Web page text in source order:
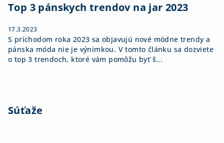
Top 3 pánskych trendov na jar 2023
17.3.2023
S príchodom roka 2023 sa objavujú nové módne trendy a
pánska móda nie je výnimkou. V tomto článku sa dozviete
o top 3 trendoch, ktoré vám pomôžu byť š...
Súťaže